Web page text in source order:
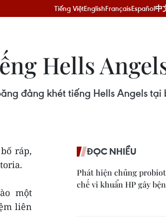
Tiếng ViệtEnglishFrançaisEspañol中
Hells
đảng khét tiếng Hells Angels tại
ráp,
một
liên
ĐỌC NHIỀU
Phát hiện chủng
chế vi khuẩn HP gây